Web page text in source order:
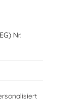
Nr.